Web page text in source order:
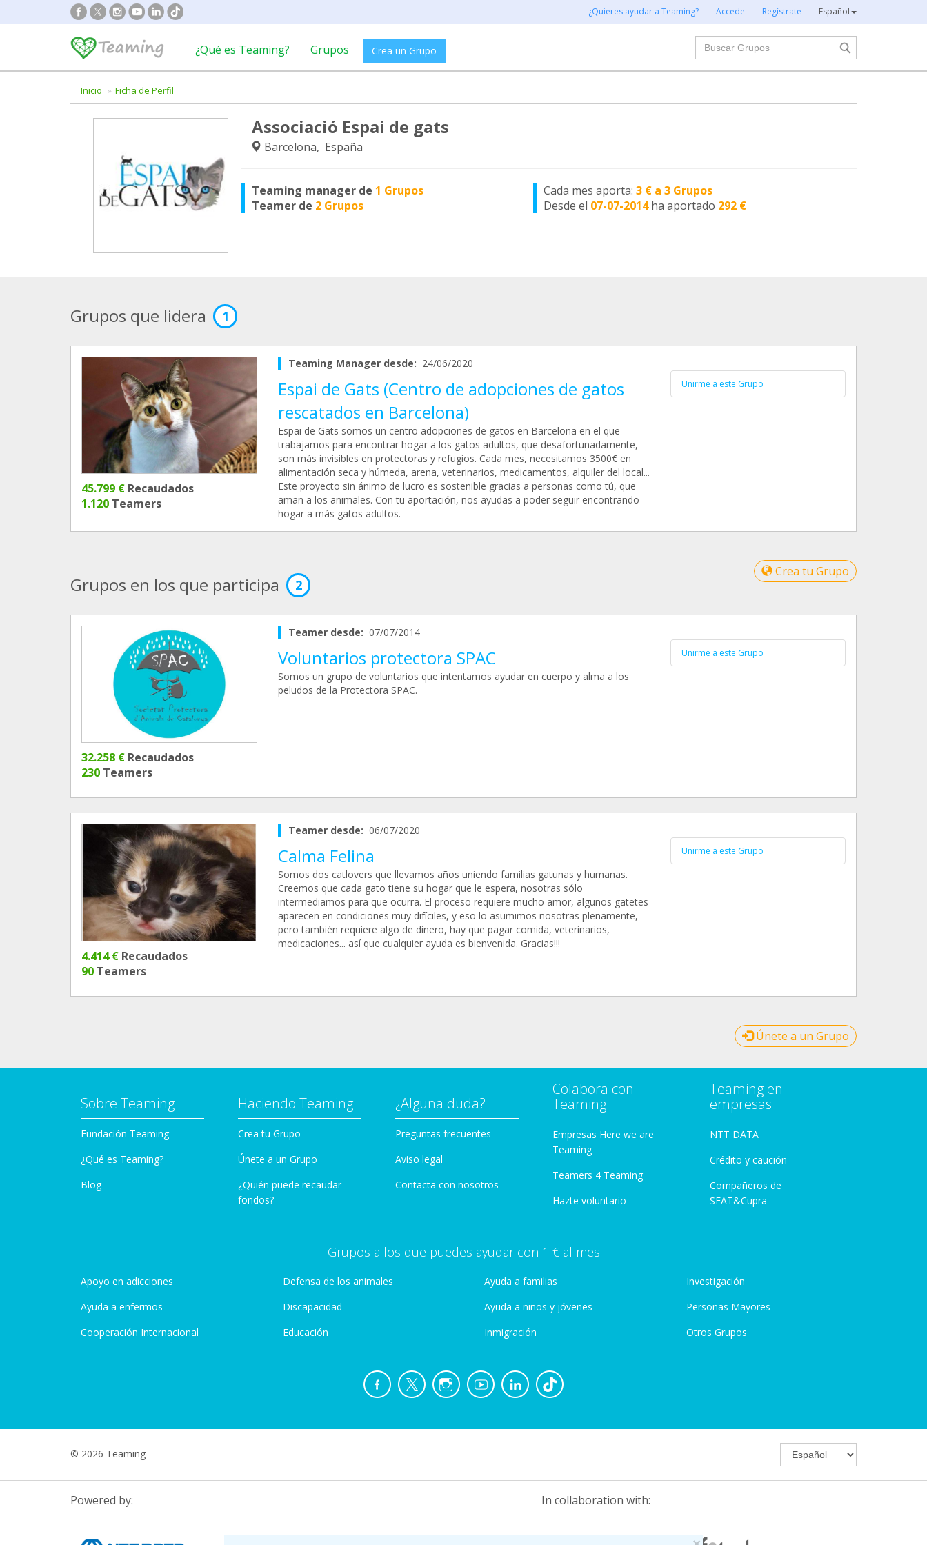
¿Quieres ayudar a Teaming? Accede Regístrate Español
¿Qué es Teaming? Grupos Crea un Grupo
Buscar
Inicio Ficha de Perfil
Associació Espai de gats
Barcelona, España
Teaming manager de 1 Grupos
Teamer de 2 Grupos
Cada mes aporta:3 € a 3 Grupos
Desde el 07-07-2014 ha aportado 292 €
Grupos que lidera 1
45.799 € Recaudados
1.120 Teamers
Teaming Manager desde: 24/06/2020
Espai de Gats (Centro de adopciones de gatos
rescatados en Barcelona)
Espai de Gats somos un centro adopciones de gatos en Barcelona en el que
trabajamos para encontrar hogar a los gatos adultos, que desafortunadamente,
son más invisibles en protectoras y refugios. Cada mes, necesitamos 3500€ en
alimentación seca y húmeda, arena, veterinarios, medicamentos, alquiler del local...
Este proyecto sin ánimo de lucro es sostenible gracias a personas como tú, que
aman a los animales. Con tu aportación, nos ayudas a poder seguir encontrando
hogar a más gatos adultos.
Unirme a este Grupo
Crea tu Grupo
Grupos en los que participa 2
32.258 € Recaudados
230 Teamers
Teamer desde: 07/07/2014
Voluntarios protectora SPAC
Somos un grupo de voluntarios que intentamos ayudar en cuerpo y alma a los
peludos de la Protectora SPAC.
Unirme a este Grupo
4.414 € Recaudados
90 Teamers
Teamer desde: 06/07/2020
Calma Felina
Somos dos catlovers que llevamos años uniendo familias gatunas y humanas.
Creemos que cada gato tiene su hogar que le espera, nosotras sólo
intermediamos para que ocurra. El proceso requiere mucho amor, algunos gatetes
aparecen en condiciones muy difíciles, y eso lo asumimos nosotras plenamente,
pero también requiere algo de dinero, hay que pagar comida, veterinarios,
medicaciones... así que cualquier ayuda es bienvenida. Gracias!!!
Unirme a este Grupo
Únete a un Grupo
Sobre Teaming
Fundación Teaming
¿Qué es Teaming?
Blog
Haciendo Teaming
Crea tu Grupo
Únete a un Grupo
¿Quién puede recaudar
fondos?
¿Alguna duda?
Preguntas frecuentes
Aviso legal
Contacta con nosotros
Colabora con
Teaming
Empresas Here we are
Teaming
Teamers 4 Teaming
Hazte voluntario
Teaming en
empresas
NTT DATA
Crédito y caución
Compañeros de
SEAT&Cupra
Grupos a los que puedes ayudar con 1 € al mes
Apoyo en adicciones
Ayuda a enfermos
Cooperación Internacional
Defensa de los animales
Discapacidad
Educación
Ayuda a familias
Ayuda a niños y jóvenes
Inmigración
Investigación
Personas Mayores
Otros Grupos
© 2026 Teaming
Powered by: In collaboration with: